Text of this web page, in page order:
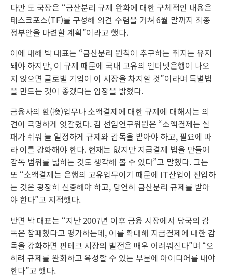
다만 도 국장은 “금산분리 규제 완화에 대한 구체적인 내용은
태스크포스(TF)를 구성해 의견 수렴을 거쳐 6월 말까지 최종
정부안을 마련할 계획”이라고 했다.
이에 대해 박 대표는 “금산분리 원칙이 추구하는 취지는 유지
돼야 하지만, 이 규제 때문에 국내 고유의 인터넷은행이 나오
지 않으면 글로벌 기업이 이 시장을 차지할 것”이라며 특별법
을 만드는 것이 좋겠다는 입장을 밝혔다.
금융사의 환(換)업무나 소액결제에 대한 규제에 대해서는 의
견이 극명하게 엇갈렸다. 김 선임연구위원은 “소액결제는 실
패가 쉬워 늘 일정하게 규제와 감독을 받아야 하고, 필요에 따
라 이를 강화해야 한다. 현재는 없지만 지급결제 법을 만들어
감독 범위를 넓히는 것도 생각해 볼 수 있다”고 말했다. 그는
또 “소액결제는 은행의 고유업무이기 때문에 IT산업이 진입하
는 것은 굉장히 신중해야 하고, 당연히 금산분리 규제를 받아
야 한다”고 지적했다.
반면 박 대표는 “지난 2007년 이후 금융 시장에서 당국의 감
독은 참패했다고 평가하는데, 이를 확대해 지급결제에 대한 감
독을 강화하면 핀테크 시장의 발전은 매우 어려워진다”며 “오
히려 규제를 완화하고 육성할 수 있는 부분에 아이디어를 내야
한다”고 했다.